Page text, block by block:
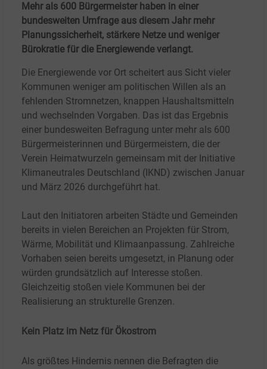
Mehr als 600 Bürgermeister haben in einer
bundesweiten Umfrage aus diesem Jahr mehr
Planungssicherheit, stärkere Netze und weniger
Bürokratie für die Energiewende verlangt.
Die Energiewende vor Ort scheitert aus Sicht vieler
Kommunen weniger am politischen Willen als an
fehlenden Stromnetzen, knappen Haushaltsmitteln
und wechselnden Vorgaben. Das ist das Ergebnis
einer bundesweiten Befragung unter mehr als 600
Bürgermeisterinnen und Bürgermeistern, die der
Verein Heimatwurzeln gemeinsam mit der Initiative
Klimaneutrales Deutschland (IKND) zwischen Januar
und März 2026 durchgeführt hat.
Laut den Initiatoren arbeiten Städte und Gemeinden
bereits in vielen Bereichen an Projekten für Strom,
Wärme, Mobilität und Klimaanpassung. Zahlreiche
Vorhaben seien bereits umgesetzt, in Planung oder
würden grundsätzlich auf Interesse stoßen.
Gleichzeitig stoßen viele Kommunen bei der
Realisierung an strukturelle Grenzen.
Kein Platz im Netz für Ökostrom
Als größtes Hindernis nennen die Befragten die